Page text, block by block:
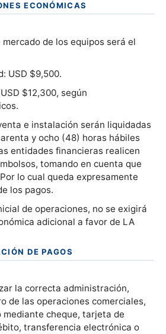
ECONÓMICAS
de los equipos será el
USD $9,500.
$12,300, según
e instalación serán liquidadas
y ocho (48) horas hábiles
entidades financieras realicen
tomando en cuenta que
lo cual queda expresamente
los pagos.
de operaciones, no se exigirá
adicional a favor de LA
DE PAGOS
la correcta administración,
de las operaciones comerciales,
cheque, tarjeta de
transferencia electrónica o